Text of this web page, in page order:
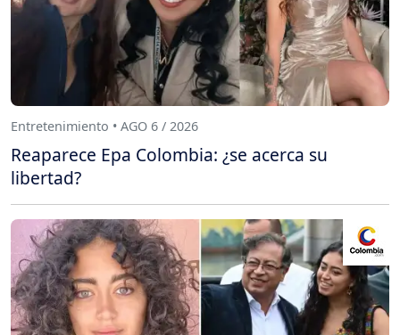
Entretenimiento • AGO 6 / 2026
Reaparece Epa Colombia: ¿se acerca su
libertad?